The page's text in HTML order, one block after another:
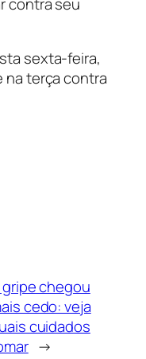
sexta-feira,
na terça contra
gripe chegou
cedo: veja
cuidados
→